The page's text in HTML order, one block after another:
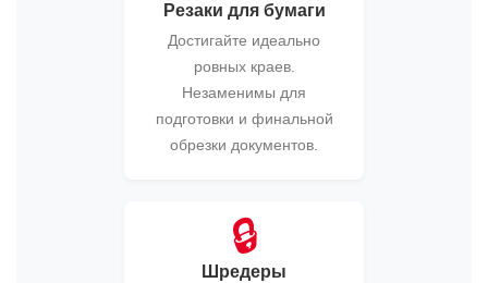
Резаки для бумаги
Достигайте идеально
ровных краев.
Незаменимы для
подготовки и финальной
обрезки документов.
🔒
Шредеры